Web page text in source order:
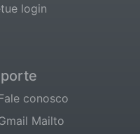
login
conosco
Mailto